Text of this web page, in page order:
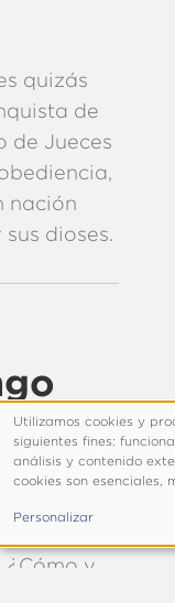
quizás
de
de Jueces
nación
dioses.
el
¿Cómo y
Uso
de
datos
cookies
Utilizamos cookies y
siguientes fines:
análisis y contenido
cookies son esenciales,
Personalizar